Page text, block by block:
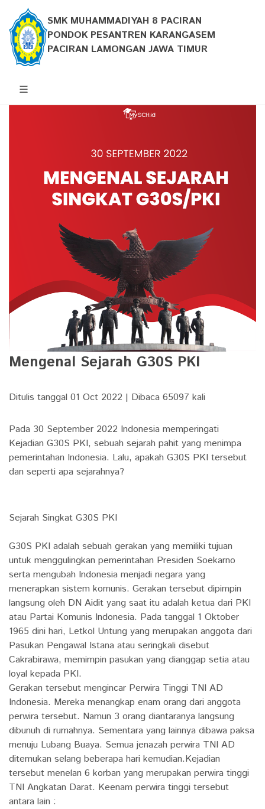
SMK MUHAMMADIYAH 8 PACIRAN
PONDOK PESANTREN KARANGASEM
PACIRAN LAMONGAN JAWA TIMUR
Mengenal Sejarah G30S PKI
Ditulis tanggal 01 Oct 2022 | Dibaca 65097 kali
Pada 30 September 2022 Indonesia memperingati
Kejadian G30S PKI, sebuah sejarah pahit yang menimpa
pemerintahan Indonesia. Lalu, apakah G30S PKI tersebut
dan seperti apa sejarahnya?
Sejarah Singkat G30S PKI
G30S PKI adalah sebuah gerakan yang memiliki tujuan
untuk menggulingkan pemerintahan Presiden Soekarno
serta mengubah Indonesia menjadi negara yang
menerapkan sistem komunis. Gerakan tersebut dipimpin
langsung oleh DN Aidit yang saat itu adalah ketua dari PKI
atau Partai Komunis Indonesia. Pada tanggal 1 Oktober
1965 dini hari, Letkol Untung yang merupakan anggota dari
Pasukan Pengawal Istana atau seringkali disebut
Cakrabirawa, memimpin pasukan yang dianggap setia atau
loyal kepada PKI.
Gerakan tersebut mengincar Perwira Tinggi TNI AD
Indonesia. Mereka menangkap enam orang dari anggota
perwira tersebut. Namun 3 orang diantaranya langsung
dibunuh di rumahnya. Sementara yang lainnya dibawa paksa
menuju Lubang Buaya. Semua jenazah perwira TNI AD
ditemukan selang beberapa hari kemudian.Kejadian
tersebut menelan 6 korban yang merupakan perwira tinggi
TNI Angkatan Darat. Keenam perwira tinggi tersebut
antara lain :